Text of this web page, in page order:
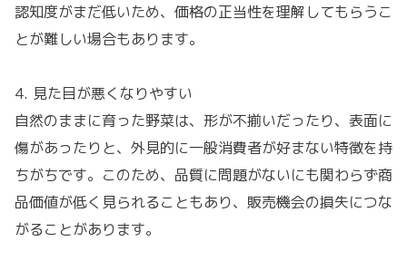
認知度がまだ低いため、価格の正当性を理解してもらうこ
とが難しい場合もあります。
4. 見た目が悪くなりやすい
自然のままに育った野菜は、形が不揃いだったり、表面に
傷があったりと、外見的に一般消費者が好まない特徴を持
ちがちです。このため、品質に問題がないにも関わらず商
品価値が低く見られることもあり、販売機会の損失につな
がることがあります。